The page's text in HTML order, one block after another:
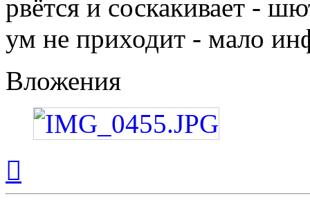
рвётся и соскакивает -
ум не приходит - мало
Вложения
началу